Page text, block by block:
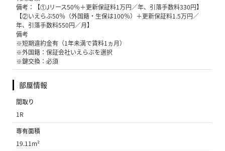
備考：【①Jリース50％＋更新保証料1万円／年、引落手数料330円】
【②いえらぶ50％（外国籍・生保は100％）＋更新保証料1.5万円／
年、引落手数料550円／月】
備考
※短期違約金有（1年未満で賃料1ヵ月）
※外国籍：保証会社いえらぶを選択
※鍵交換：必須
部屋情報
間取り
1R
専有面積
19.11m²